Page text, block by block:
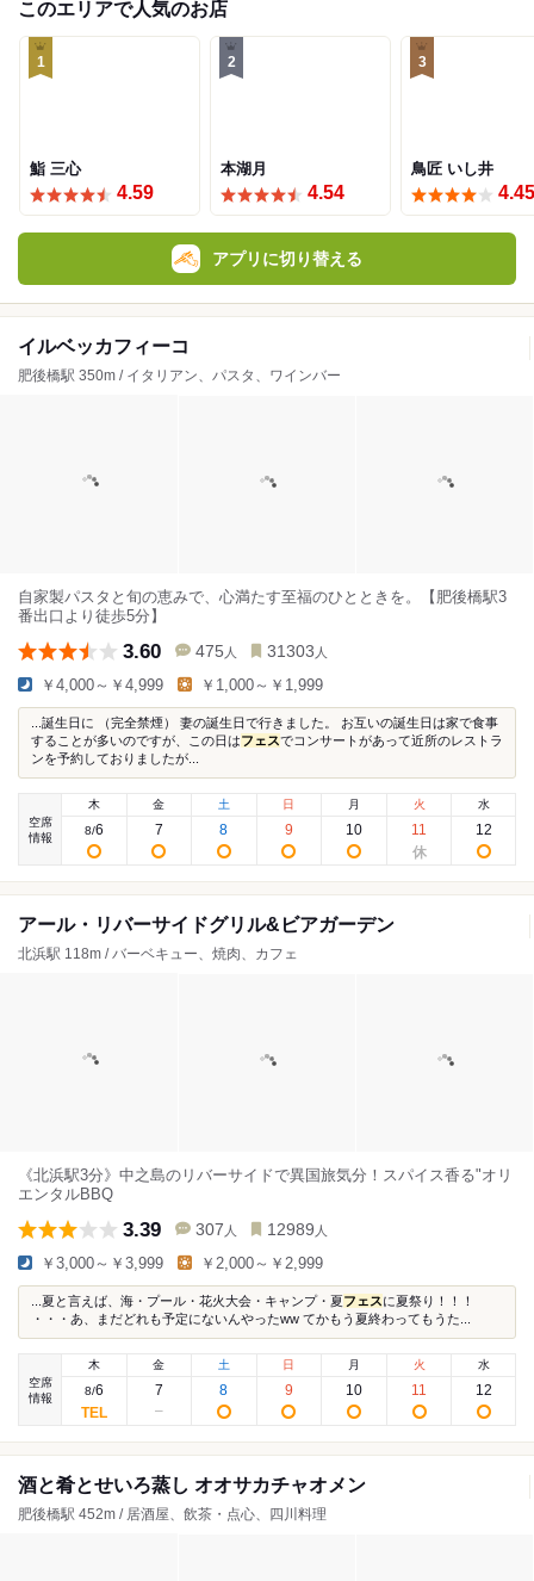
このエリアで人気のお店
1
鮨 三心
4.59
2
本湖月
4.54
3
鳥匠 いし井
4.45
アプリに切り替える
イルベッカフィーコ
肥後橋駅 350m / イタリアン、パスタ、ワインバー
自家製パスタと旬の恵みで、心満たす至福のひとときを。【肥後橋駅3
番出口より徒歩5分】
3.60 475 人 31303 人
￥4,000～￥4,999 ￥1,000～￥1,999
...誕生日に （完全禁煙） 妻の誕生日で行きました。 お互いの誕生日は家で食事
することが多いのですが、この日はフェスでコンサートがあって近所のレストラ
ンを予約しておりましたが...
空席
情報
木
8/6
金
7
土
8
日
9
月
10
火
11
水
12
アール・リバーサイドグリル&ビアガーデン
北浜駅 118m / バーベキュー、焼肉、カフェ
《北浜駅3分》中之島のリバーサイドで異国旅気分！スパイス香る"オリ
エンタルBBQ
3.39 307 人 12989 人
￥3,000～￥3,999 ￥2,000～￥2,999
...夏と言えば、海・プール・花火大会・キャンプ・夏フェスに夏祭り！！！
・・・あ、まだどれも予定にないんやったww てかもう夏終わってもうた...
空席
情報
木
8/6
金
7
土
8
日
9
月
10
火
11
水
12
酒と肴とせいろ蒸し オオサカチャオメン
肥後橋駅 452m / 居酒屋、飲茶・点心、四川料理